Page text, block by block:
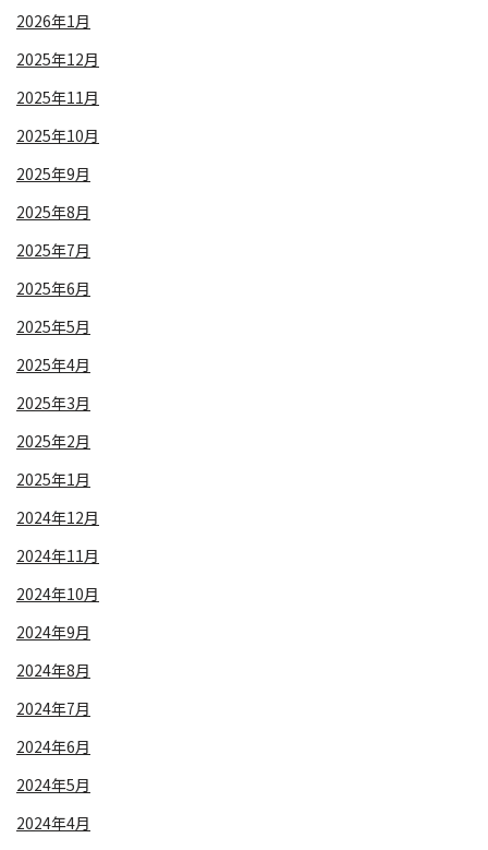
2026年1月
2025年12月
2025年11月
2025年10月
2025年9月
2025年8月
2025年7月
2025年6月
2025年5月
2025年4月
2025年3月
2025年2月
2025年1月
2024年12月
2024年11月
2024年10月
2024年9月
2024年8月
2024年7月
2024年6月
2024年5月
2024年4月